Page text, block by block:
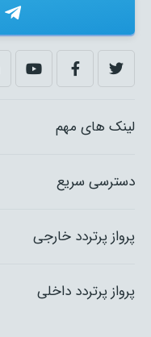
پرواز پرتردد داخلی
پرواز پرتردد خارجی
دسترسی سریع
لینک های مهم